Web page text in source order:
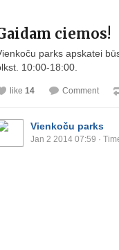
ciemos!
parks apskatei
10:00-18:00.
like 14 Comment
Vienkoču parks
Jan 2 2014 07:59 ·